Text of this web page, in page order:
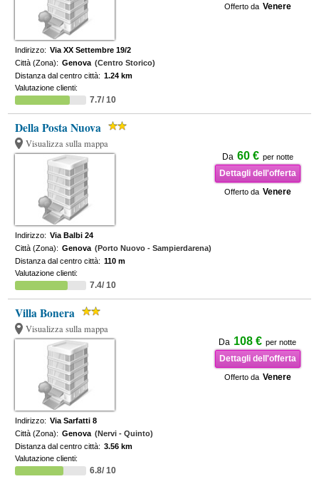
Offerto da Venere
Indirizzo: Via XX Settembre 19/2
Città (Zona): Genova (Centro Storico)
Distanza dal centro città: 1.24 km
Valutazione clienti:
7.7/ 10
Della Posta Nuova
Visualizza sulla mappa
Da 60 € per notte
Dettagli dell'offerta
Offerto da Venere
Indirizzo: Via Balbi 24
Città (Zona): Genova (Porto Nuovo - Sampierdarena)
Distanza dal centro città: 110 m
Valutazione clienti:
7.4/ 10
Villa Bonera
Visualizza sulla mappa
Da 108 € per notte
Dettagli dell'offerta
Offerto da Venere
Indirizzo: Via Sarfatti 8
Città (Zona): Genova (Nervi - Quinto)
Distanza dal centro città: 3.56 km
Valutazione clienti:
6.8/ 10